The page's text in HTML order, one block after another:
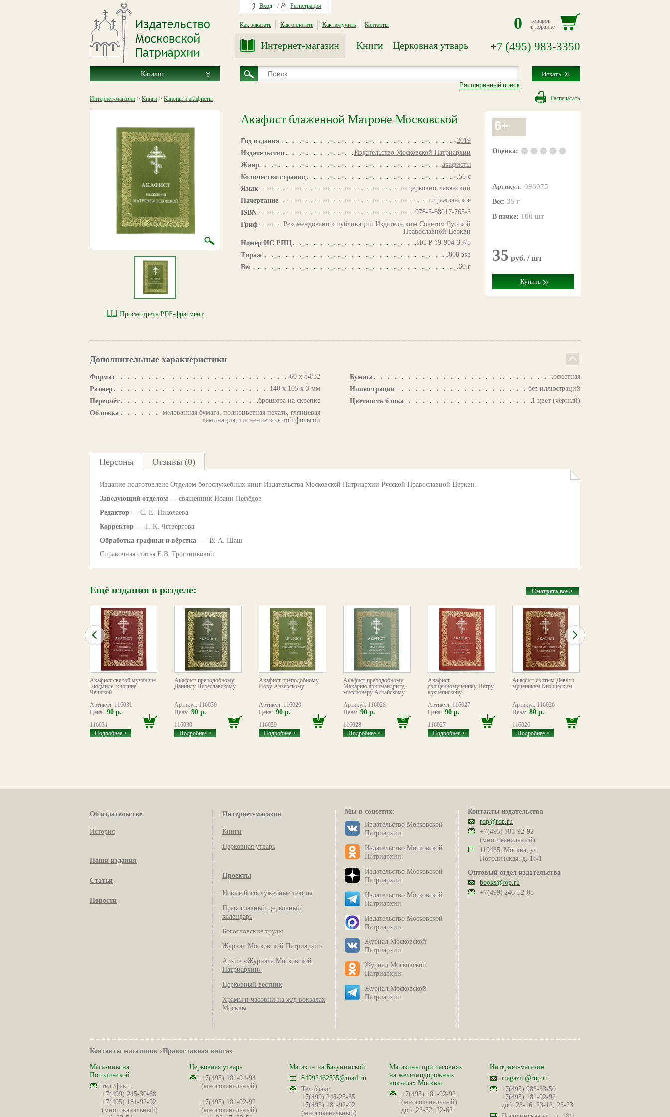
Вход / Регистрация
Как заказать Как оплатить Как получить Контакты 0
товаров
в корзине
Интернет-магазин Книги Церковная утварь +7 (495) 983-3350
Расширенный поиск
Каталог
Интернет-магазин > Книги > Каноны и акафисты
Просмотреть PDF-фрагмент
Распечатать
6+
Оценка:
Артикул: 098075
Вес: 35 г
В пачке: 100 шт
35 руб. / шт
Купить
Акафист блаженной Матроне Московской
Год издания
2019
Издательство
Издательство Московской Патриархии
Жанр
акафисты
Количество страниц
56 с
Язык
церковнославянский
Начертание
гражданское
ISBN
978-5-88017-765-3
Гриф
Рекомендовано к публикации Издательским Советом Русской
Православной Церкви
Номер ИС РПЦ
ИС Р 19-904-3078
Тираж
5000 экз
Вес
30 г
Дополнительные характеристики
Формат
60 х 84/32
Размер
140 х 105 х 3 мм
Переплёт
брошюра на скрепке
Обложка
мелованная бумага, полноцветная печать, глянцевая
ламинация, тиснение золотой фольгой
Бумага
офсетная
Иллюстрации
без иллюстраций
Цветность блока
1 цвет (чёрный)
Персоны Отзывы (0)
Издание подготовлено Отделом богослужебных книг Издательства Московской Патриархии Русской Православной Церкви.
Заведующий отделом — священник Иоанн Нефёдов
Редактор — С. Е. Николаева
Корректор — Т. К. Четвергова
Обработка графики и вёрстка — В. А. Шаш
Справочная статья Е.В. Тростниковой
Смотреть все >
Ещё издания в разделе:
Акафист святой мученице
Людмиле, княгине
Чешской
Артикул: 116031
Цена: 90 р.
116031
Подробнее >
Акафист преподобному
Даниилу Переславскому
Артикул: 116030
Цена: 90 р.
116030
Подробнее >
Акафист преподобному
Иову Анзерскому
Артикул: 116029
Цена: 90 р.
116029
Подробнее >
Акафист преподобному
Макарию архимандриту,
миссионеру Алтайскому
Артикул: 116028
Цена: 90 р.
116028
Подробнее >
Акафист
священномученику Петру,
архиепископу...
Артикул: 116027
Цена: 90 р.
116027
Подробнее >
Акафист святым Девяти
мученикам Кизическим
Артикул: 116026
Цена: 80 р.
116026
Подробнее >
Об издательстве
История
Наши издания
Статьи
Новости
Интернет-магазин
Книги
Церковная утварь
Проекты
Новые богослужебные тексты
Православный церковный
календарь
Богословские труды
Журнал Московской Патриархии
Архив «Журнала Московской
Патриархии»
Церковный вестник
Храмы и часовни на ж/д вокзалах
Москвы
Мы в соцсетях:
Издательство Московской
Патриархии
Издательство Московской
Патриархии
Издательство Московской
Патриархии
Издательство Московской
Патриархии
Издательство Московской
Патриархии
Журнал Московской
Патриархии
Журнал Московской
Патриархии
Журнал Московской
Патриархии
Контакты издательства
rop@rop.ru
+7(495) 181-92-92
(многоканальный)
119435, Москва, ул.
Погодинская, д. 18/1
Оптовый отдел издательства
books@rop.ru
+7(499) 246-52-08
Контакты магазинов «Православная книга»
Магазины на
Погодинской
тел./факс:
+7(499) 245-30-68
+7(495) 181-92-92
(многоканальный)
Церковная утварь
+7(495) 181-94-94
(многоканальный)
+7(495) 181-92-92
(многоканальный)
Магазин на Бакунинской
84992462535@mail.ru
Тел./факс:
+7(499) 246-25-35
+7(495) 181-92-92
(многоканальный)
Магазины при часовнях
на железнодорожных
вокзалах Москвы
+7(495) 181-92-92
(многоканальный)
доб. 23-32, 22-62
Интернет-магазин
magazin@rop.ru
+7(495) 983-33-50
+7(495) 181-92-92
доб. 23-16, 23-12, 23-23